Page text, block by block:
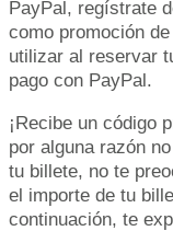
PayPal, regístrate
como promoción
utilizar al reservar
pago con PayPal.
¡Recibe un código
por alguna razón
tu billete, no te
el importe de tu
continuación, te